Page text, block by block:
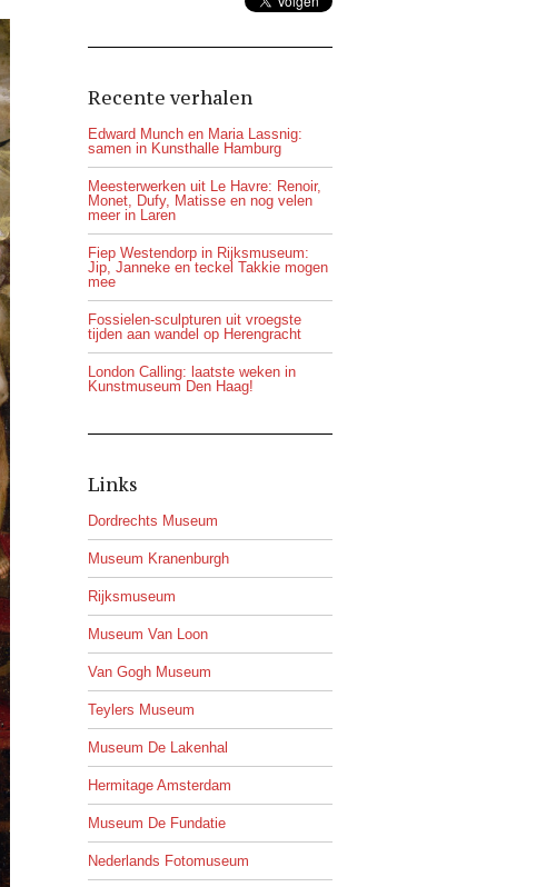
Recente verhalen
Edward Munch en Maria Lassnig:
samen in Kunsthalle Hamburg
Meesterwerken uit Le Havre: Renoir,
Monet, Dufy, Matisse en nog velen
meer in Laren
Fiep Westendorp in Rijksmuseum:
Jip, Janneke en teckel Takkie mogen
mee
Fossielen-sculpturen uit vroegste
tijden aan wandel op Herengracht
London Calling: laatste weken in
Kunstmuseum Den Haag!
Links
Dordrechts Museum
Museum Kranenburgh
Rijksmuseum
Museum Van Loon
Van Gogh Museum
Teylers Museum
Museum De Lakenhal
Hermitage Amsterdam
Museum De Fundatie
Nederlands Fotomuseum